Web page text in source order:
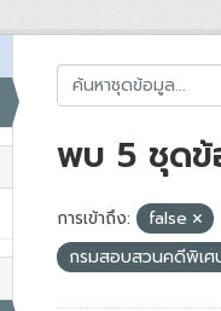
พบ 5 ชุดข้
การเข้าถึง: false
กรมสอบสวนคดีพิเศ